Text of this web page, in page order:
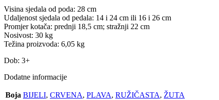
Visina sjedala od poda: 28 cm
Udaljenost sjedala od pedala: 14 i 24 cm ili 16 i 26 cm
Promjer kotača: prednji 18,5 cm; stražnji 22 cm
Nosivost: 30 kg
Težina proizvoda: 6,05 kg
Dob: 3+
Dodatne informacije
Boja BIJELI, CRVENA, PLAVA, RUŽIČASTA, ŽUTA